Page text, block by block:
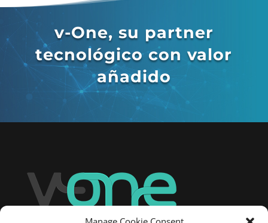
v-One, su partner
tecnológico con valor
añadido